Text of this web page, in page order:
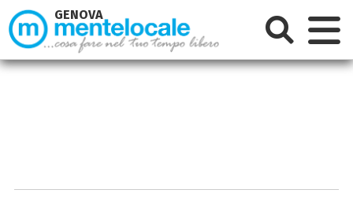
GENOVA